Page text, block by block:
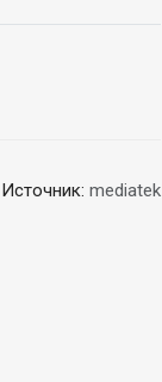
Источник: mediatek